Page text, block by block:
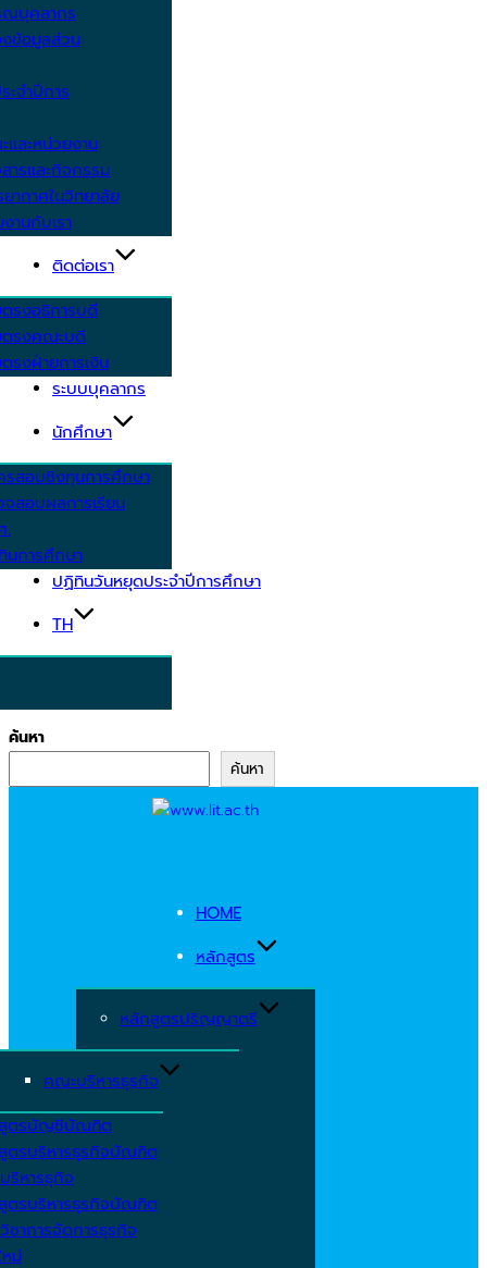
ณบุคลากร
ข้อมูลส่วน
จำปีการ
ละหน่วยงาน
ารและกิจกรรม
ากาศในวิทยาลัย
านกับเรา
ติดต่อเรา
รงอธิการบดี
ตรงคณะบดี
รงฝ่ายการเงิน
ระบบบุคลากร
นักศึกษา
รสอบชิงทุนการศึกษา
สอบผลการเรียน
.
นการศึกษา
ปฏิทินวันหยุดประจำปีการศึกษา
TH
ค้นหา
ค้นหา
HOME
หลักสูตร
หลักสูตรปริญญาตรี
คณะบริหารธุรกิจ
ตรบัญชีบัณฑิต
ตรบริหารธุรกิจบัณฑิต
ริหารธุกิจ
ตรบริหารธุรกิจบัณฑิต
ชาการจัดการธุรกิจ
ม่